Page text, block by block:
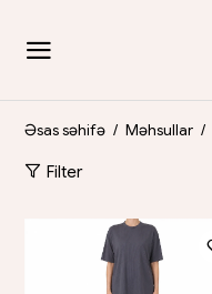
Əsas səhifə / Məhsullar /
Filter